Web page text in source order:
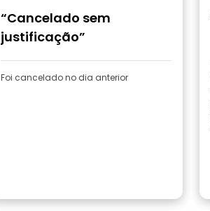
“Cancelado sem
justificação”
Foi cancelado no dia anterior